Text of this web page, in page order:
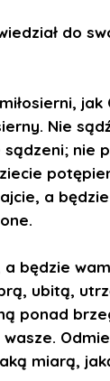
do
jak
Nie
sądzeni; nie
a
a będzie
ubitą,
ponad
miarą,